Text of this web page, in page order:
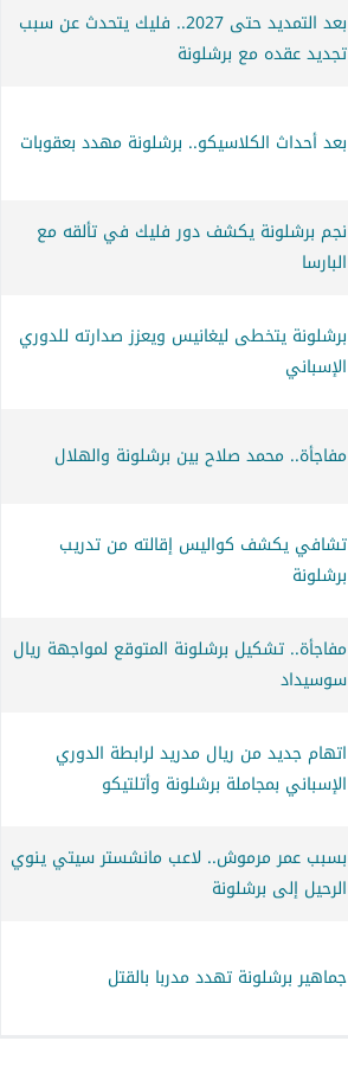
بعد التمديد حتى 2027.. فليك يتحدث عن سبب
تجديد عقده مع برشلونة
بعد أحداث الكلاسيكو.. برشلونة مهدد بعقوبات
نجم برشلونة يكشف دور فليك في تألقه مع
البارسا
برشلونة يتخطى ليغانيس ويعزز صدارته للدوري
الإسباني
مفاجأة.. محمد صلاح بين برشلونة والهلال
تشافي يكشف كواليس إقالته من تدريب
برشلونة
مفاجأة.. تشكيل برشلونة المتوقع لمواجهة ريال
سوسيداد
اتهام جديد من ريال مدريد لرابطة الدوري
الإسباني بمجاملة برشلونة وأتلتيكو
بسبب عمر مرموش.. لاعب مانشستر سيتي ينوي
الرحيل إلى برشلونة
جماهير برشلونة تهدد مدربا بالقتل